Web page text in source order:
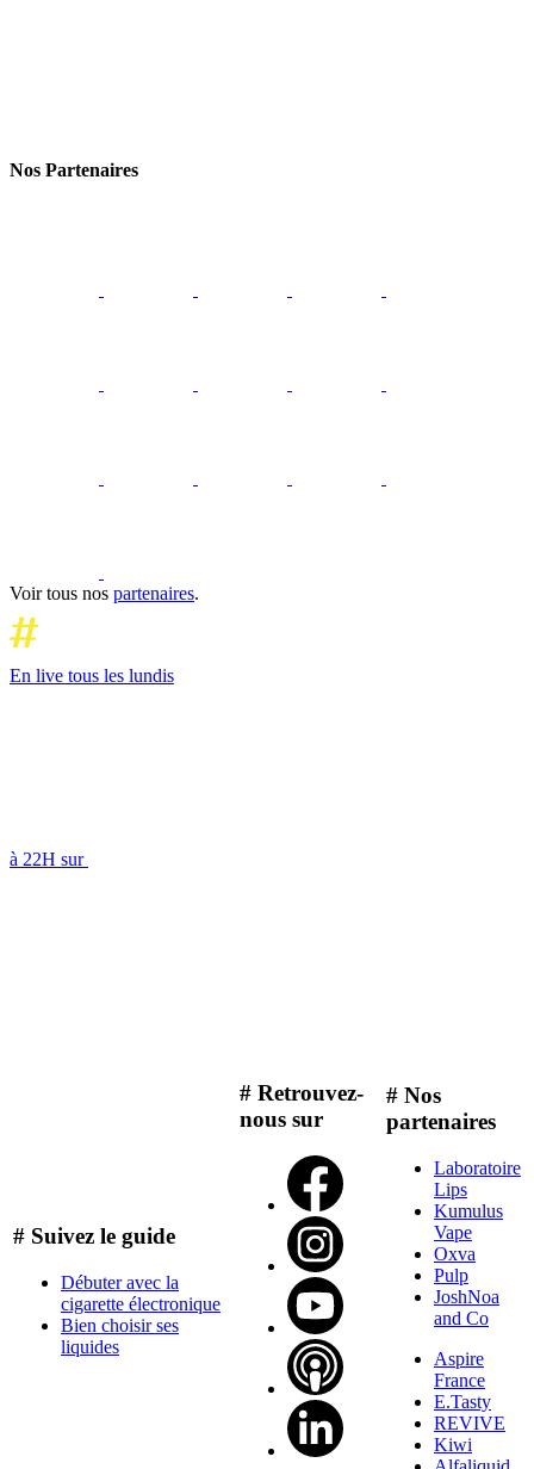
Nos Partenaires
Voir tous nos partenaires.
En live tous les lundis
à 22H sur
# Suivez le guide
Débuter avec la
cigarette électronique
Bien choisir ses
liquides
# Retrouvez-
nous sur
# Nos
partenaires
Laboratoire
Lips
Kumulus
Vape
Oxva
Pulp
JoshNoa
and Co
Aspire
France
E.Tasty
REVIVE
Kiwi